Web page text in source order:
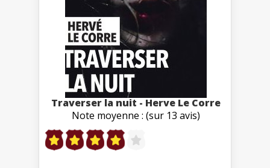
Traverser la nuit - Herve Le Corre
Note moyenne : (sur 13 avis)